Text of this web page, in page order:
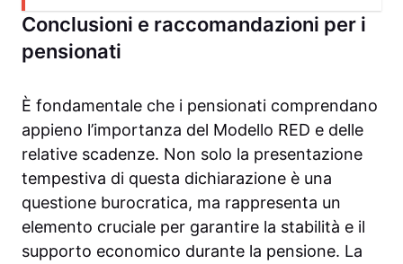
Conclusioni e raccomandazioni per i
pensionati
È fondamentale che i pensionati comprendano
appieno l’importanza del Modello RED e delle
relative scadenze. Non solo la presentazione
tempestiva di questa dichiarazione è una
questione burocratica, ma rappresenta un
elemento cruciale per garantire la stabilità e il
supporto economico durante la pensione. La